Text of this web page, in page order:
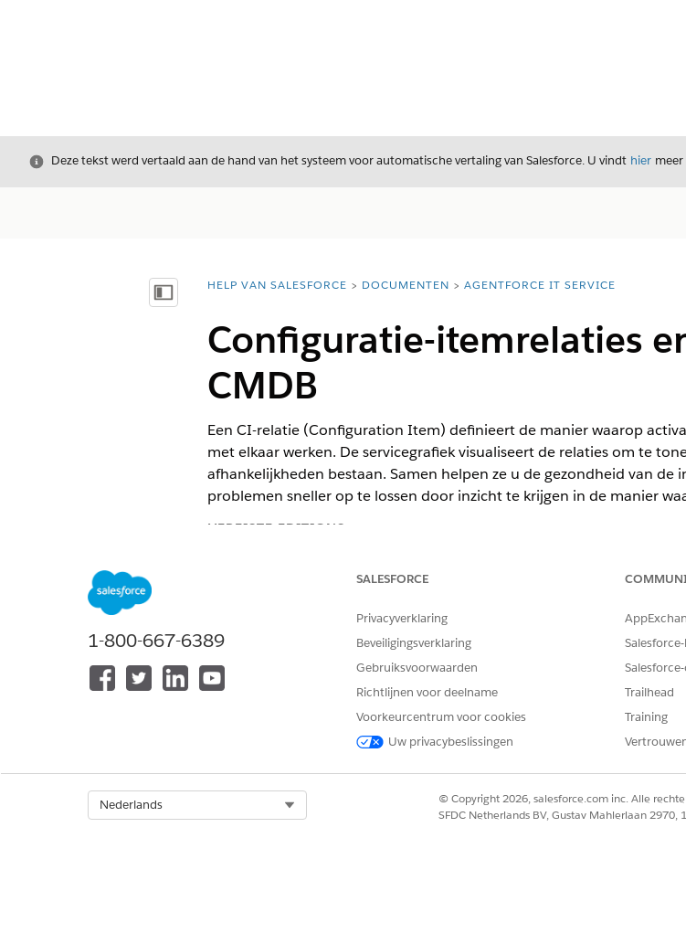
Sluiten
Deze tekst werd vertaald aan de hand van het systeem voor automatische vertaling van Salesforce. U vindt hier meer
Inhoudsopgave weergeven
U bent hier:
HELP VAN SALESFORCE DOCUMENTEN AGENTFORCE IT SERVICE
Configuratie-itemrelaties
CMDB
Een CI-relatie (Configuration Item) definieert de manier waarop
met elkaar werken. De servicegrafiek visualiseert de relaties om te
afhankelijkheden bestaan. Samen helpen ze u de gezondheid van
problemen sneller op te lossen door inzicht te krijgen in de manier
VEREISTE EDITIONS
Beschikbaar in: Lightning Experience
Edition met
Afhankelijkheden van configuratie-items definiëren met relaties
Configuratie-itemrelaties (CI) verbinden configuratie-items om te laten
relaties helpen bij het definiëren van werkelijke afhankelijkheden tussen
Gebruik Servicegrafiek om weer te geven hoe een configuratie-item (CI)
1-800-667-6389
SALESFORCE
Privacyverklaring
Beveiligingsverklaring
Gebruiksvoorwaarden
Richtlijnen voor deelname
Voorkeurcentrum voor cookies
Uw privacybeslissingen
Trailhead
Training
Nederlands
© Copyright 2026, salesforce.com inc. Alle
SFDC Netherlands BV, Gustav Mahlerlaan 2970,